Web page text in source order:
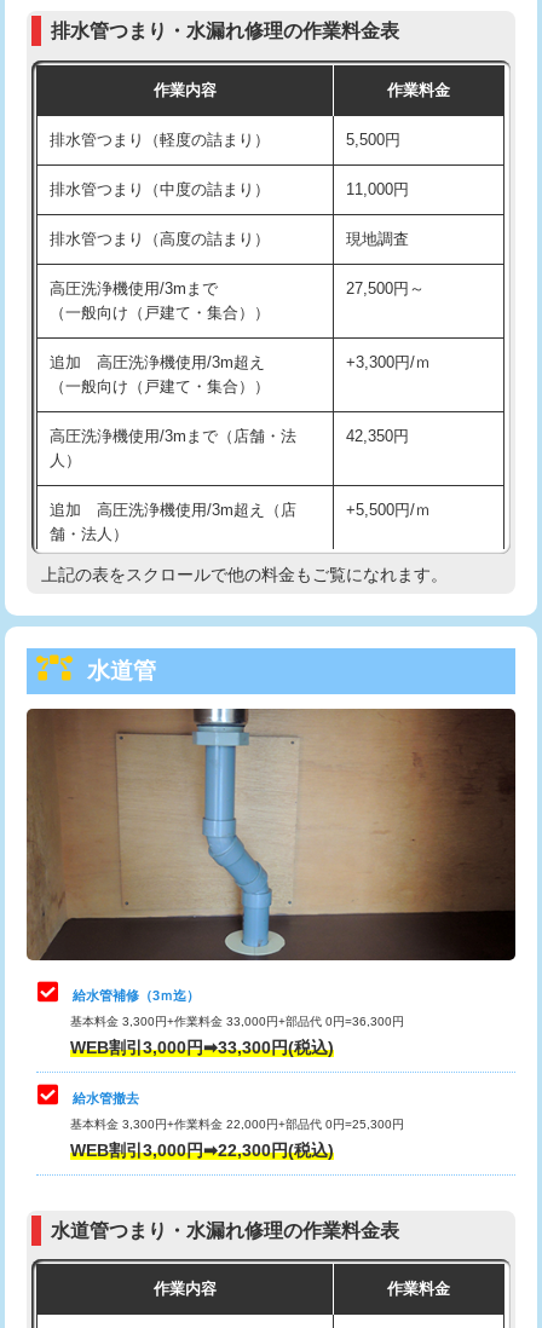
追加人工 16,500円
現場見積
※給水管工事は20mmまでの価格です。
交換・取付（その他部品） 11,000円+材料費
持込商品取付（単水栓） 13,200円
持込商品取付（混合水栓） 16,500円
持込商品取付（浄水器・分岐水栓） 16,500円
給水管工事※（ホール加工) 16,500円
給水管工事※（バンド止め) 3,300円
給水管工事※（支持金具設置)
給水管工事※（保温材使用（バンド止
め込み）)
5,500円
給水管工事※（土の掘削・埋め戻し作
業)
11,000円
給水管工事※（塩ビ管（VP・HI）使
用/3ｍまで)
33,000円
給水管工事※（塩ビ管（VP・HI）使
+8,800円
給水管工事※（ライニング鋼管・銅
管・ポリ管・HT管使用/3ｍまで)
給水管工事※（ライニング鋼管・銅
管・ポリ管・HT管使用/3ｍ超え)
排水管工事（土の掘削・埋め戻し作
11,000円~
排水管工事（排水管工事/3ｍまで） 55,000円
排水管工事（追加 排水管工事/3ｍ超
マス交換（土の掘削・埋め戻し作業）
マス交換（深さ50㎝未満）
マス交換（深さ50㎝以上）
コンクリート斫り（厚さ10㎝まで）
モルタル補修（厚さ10㎝超え） 38,500円
排水管つまり・水漏れ修理の作業料金表
作業内容 作業料金
排水管つまり（軽度の詰まり） 5,500円
排水管つまり（中度の詰まり） 11,000円
排水管つまり（高度の詰まり） 現地調査
高圧洗浄機使用/3mまで
（一般向け（戸建て・集合））
27,500円～
追加 高圧洗浄機使用/3m超え
（一般向け（戸建て・集合））
+3,300円/ｍ
高圧洗浄機使用/3mまで（店舗・法
人）
42,350円
追加 高圧洗浄機使用/3m超え（店
舗・法人）
+5,500円/ｍ
高度高圧洗浄換 現地調査
トーラー機使用/3mまで
追加トーラー機使用/3m超え
33,000円
8,800円
止水・漏水調査・防水処理・清掃・修
理・調整・分解・加工など（軽作業）
11,000円
止水・漏水調査・防水処理・清掃・修
理・調整・分解・加工など（中作業）
止水・漏水調査・防水処理・清掃・修
理・調整・分解・加工など（重作業）
33,000円
その他部品の脱着
交換・取付（タンク）
式）)
式・ワンホール）)
上記の表をスクロールで他の料金もご覧になれます。
水道管
給水管補修（3ｍ迄）
基本料金 3,300円+作業料金 33,000円+部品代 0円=36,300円
WEB割引3,000円➡33,300円(税込)
給水管撤去
基本料金 3,300円+作業料金 22,000円+部品代 0円=25,300円
WEB割引3,000円➡22,300円(税込)
水道管つまり・水漏れ修理の作業料金表
作業内容 作業料金